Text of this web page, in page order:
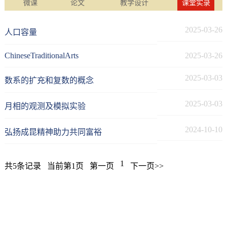
微课 论文 教学设计 课堂实录
人口容量 2025-03-26
ChineseTraditionalArts 2025-03-26
数系的扩充和复数的概念 2025-03-03
月相的观测及模拟实验 2025-03-03
弘扬成昆精神助力共同富裕 2024-10-10
共5条记录 当前第1页 第一页 1 下一页>>